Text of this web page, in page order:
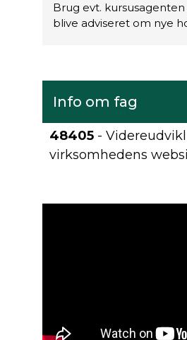
Brug evt.
blive adviseret om nye
Info om fag
48405 -
virksomhedens